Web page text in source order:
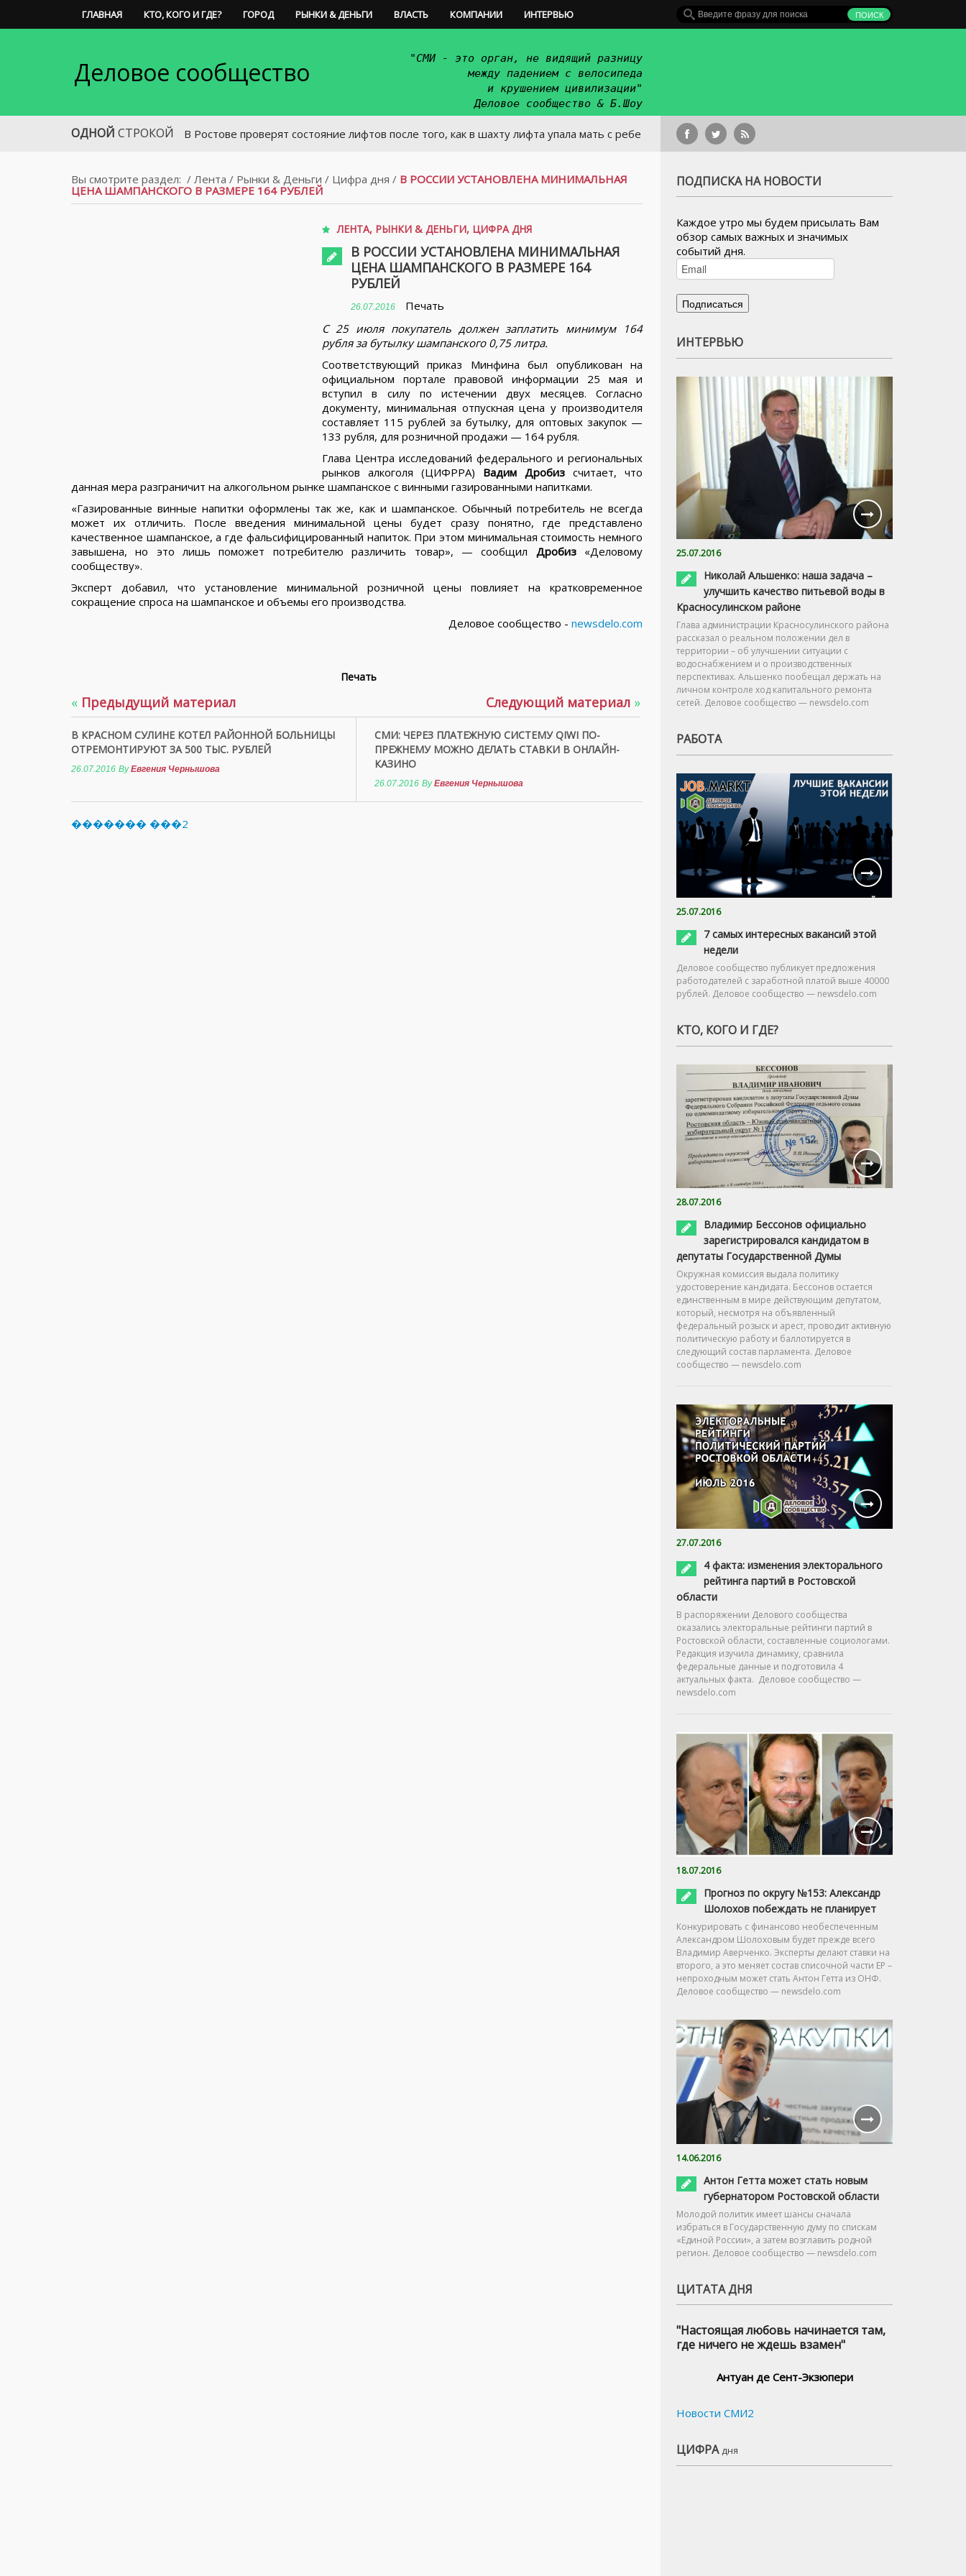
ГЛАВНАЯ КТО, КОГО И ГДЕ? ГОРОД РЫНКИ & ДЕНЬГИ ВЛАСТЬ КОМПАНИИ ИНТЕРВЬЮ
Деловое сообщество
"СМИ - это орган, не видящий разницу
между падением с велосипеда
и крушением цивилизации"
Деловое сообщество & Б.Шоу
ОДНОЙ СТРОКОЙ
В Ростове проверят состояние лифтов после того, как в шахту лифта упала мать с ребенком
Вы смотрите раздел: / Лента / Рынки & Деньги / Цифра дня / В РОССИИ УСТАНОВЛЕНА МИНИМАЛЬНАЯ
ЦЕНА ШАМПАНСКОГО В РАЗМЕРЕ 164 РУБЛЕЙ
ЛЕНТА, РЫНКИ & ДЕНЬГИ, ЦИФРА ДНЯ
В РОССИИ УСТАНОВЛЕНА МИНИМАЛЬНАЯ
ЦЕНА ШАМПАНСКОГО В РАЗМЕРЕ 164
РУБЛЕЙ
26.07.2016
Печать
С 25 июля покупатель должен заплатить минимум 164
рубля за бутылку шампанского 0,75 литра.
Соответствующий приказ Минфина был опубликован на
официальном портале правовой информации 25 мая и
вступил в силу по истечении двух месяцев. Согласно
документу, минимальная отпускная цена у производителя
составляет 115 рублей за бутылку, для оптовых закупок —
133 рубля, для розничной продажи — 164 рубля.
Глава Центра исследований федерального и региональных
рынков алкоголя (ЦИФРРА) Вадим Дробиз считает, что
данная мера разграничит на алкогольном рынке шампанское с винными газированными напитками.
«Газированные винные напитки оформлены так же, как и шампанское. Обычный потребитель не всегда
может их отличить. После введения минимальной цены будет сразу понятно, где представлено
качественное шампанское, а где фальсифицированный напиток. При этом минимальная стоимость немного
завышена, но это лишь поможет потребителю различить товар», — сообщил Дробиз«Деловому
сообществу».
Эксперт добавил, что установление минимальной розничной цены повлияет на кратковременное
сокращение спроса на шампанское и объемы его производства.
Деловое сообщество - newsdelo.com
Печать
« Предыдущий материал
В КРАСНОМ СУЛИНЕ КОТЕЛ РАЙОННОЙ БОЛЬНИЦЫ
ОТРЕМОНТИРУЮТ ЗА 500 ТЫС. РУБЛЕЙ
26.07.2016 ByЕвгения Чернышова
Следующий материал »
СМИ: ЧЕРЕЗ ПЛАТЕЖНУЮ СИСТЕМУ QIWI ПО-
ПРЕЖНЕМУ МОЖНО ДЕЛАТЬ СТАВКИ В ОНЛАЙН-
КАЗИНО
26.07.2016 ByЕвгения Чернышова
������� ���2
ПОДПИСКА НА НОВОСТИ
Каждое утро мы будем присылать Вам
обзор самых важных и значимых
событий дня.
ИНТЕРВЬЮ
25.07.2016
Николай Альшенко: наша задача –
улучшить качество питьевой воды в
Красносулинском районе
Глава администрации Красносулинского района
рассказал о реальном положении дел в
территории – об улучшении ситуации с
водоснабжением и о производственных
перспективах. Альшенко пообещал держать на
личном контроле ход капитального ремонта
сетей. Деловое сообщество — newsdelo.com
РАБОТА
25.07.2016
7 самых интересных вакансий этой
недели
Деловое сообщество публикует предложения
работодателей с заработной платой выше 40000
рублей. Деловое сообщество — newsdelo.com
КТО, КОГО И ГДЕ?
28.07.2016
Владимир Бессонов официально
зарегистрировался кандидатом в
депутаты Государственной Думы
Окружная комиссия выдала политику
удостоверение кандидата. Бессонов остается
единственным в мире действующим депутатом,
который, несмотря на объявленный
федеральный розыск и арест, проводит активную
политическую работу и баллотируется в
следующий состав парламента. Деловое
сообщество — newsdelo.com
27.07.2016
4 факта: изменения электорального
рейтинга партий в Ростовской
области
В распоряжении Делового сообщества
оказались электоральные рейтинги партий в
Ростовской области, составленные социологами.
Редакция изучила динамику, сравнила
федеральные данные и подготовила 4
актуальных факта. Деловое сообщество —
newsdelo.com
18.07.2016
Прогноз по округу №153: Александр
Шолохов побеждать не планирует
Конкурировать с финансово необеспеченным
Александром Шолоховым будет прежде всего
Владимир Аверченко. Эксперты делают ставки на
второго, а это меняет состав списочной части ЕР –
непроходным может стать Антон Гетта из ОНФ.
Деловое сообщество — newsdelo.com
14.06.2016
Антон Гетта может стать новым
губернатором Ростовской области
Молодой политик имеет шансы сначала
избраться в Государственную думу по спискам
«Единой России», а затем возглавить родной
регион. Деловое сообщество — newsdelo.com
ЦИТАТА ДНЯ
"Настоящая любовь начинается там,
где ничего не ждешь взамен"
Антуан де Сент-Экзюпери
Новости СМИ2
ЦИФРА дня